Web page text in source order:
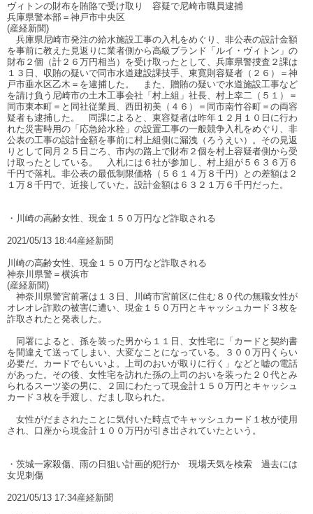
ヴィトンの財布を賄賂で受け取り 容疑で尼崎市職員逮捕
兵庫県警本部＝神戸市中央区
(産経新聞)
兵庫県尼崎市発注の給水施設工事の入札をめぐり、非公表の設計金額
を事前に教えた見返りに業者側から高級ブランド「ルイ・ヴィトン」の
財布２個（計２６万円相当）を受け取ったとして、兵庫県警捜査２課は
１３日、収賄の疑いで同市水道建設課技手、東寛則容疑者（２６）＝神
戸市垂水区乙木＝を逮捕した。 また、贈賄の疑いで水道施設工事など
を請け負う尼崎市の土木工事会社「村上組」社長、村上幸二（５１）＝
同市東本町＝と同社従業員、西田初美（４６）＝同市南竹谷町＝の両容
疑者も逮捕した。 同課によると、東容疑者は昨年１２月１０日に行わ
れた災害時用の「応急給水栓」の設置工事の一般競争入札をめぐり、非
公表の工事の設計金額を事前に村上組側に漏洩（ろうえい）。その見返
りとして同月２５日ごろ、市内の路上で財布２個を村上容疑者側から受
け取ったとしている。 入札には６社が参加し、村上組が５６３６万６
千円で落札。非公表の最低制限価格（５６１４万８千円）との差額は２
１万８千円で、近接していた。設計金額は６３２１万６千円だった。
・川崎の高齢女性、現金１５０万円など詐取される
2021/05/13 18:44産経新聞
川崎の高齢女性、現金１５０万円など詐取される
神奈川県警＝横浜市
(産経新聞)
神奈川県警宮前署は１３日、川崎市宮前区に住む８０代の無職女性が
オレオレ詐欺の被害に遭い、現金１５０万円とキャッシュカード３枚を
詐取されたと発表した。
同署によると、孫を装った男から１１日、女性宅に「カードと契約書
を間違えて送ってしまい、大変なことになっている。３００万円くらい
必要だ。カードでもいいよ。上司のおいが取りに行く」などと嘘の電話
があった。その後、女性宅を訪れた孫の上司のおいを装った２０代とみ
られるスーツ姿の男に、２回にわたって現金計１５０万円とキャッシュ
カード３枚を手渡し、だまし取られた。
女性がだまされたことに気付いた時点でキャッシュカード１枚が使用
され、口座から現金計１００万円が引き出されていたという。
・茨城一家殺傷、雨の日狙い計画的犯行か 現場天気を検索 過去には
女児刺傷
2021/05/13 17:34産経新聞